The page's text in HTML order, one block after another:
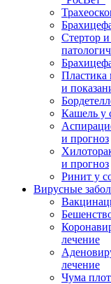
Стертор
Пластика
и
Кашель у
и прогноз
и прогноз
Ринит у
Вирусные
лечение
лечение
Чума